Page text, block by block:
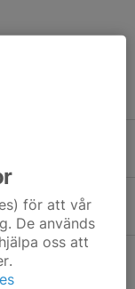
lördag
kurva
för att vår
De används
oss att